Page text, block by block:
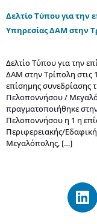
Δελτίο Τύπου για την
Υπηρεσίας ΔΑΜ στην
Δελτίο Τύπου για την
ΔΑΜ στην Τρίπολη στις
επίσημης συνεδρίασης
Πελοποννήσου /
πραγματοποιήθηκε
Πελοποννήσου η 1 η
Περιφερειακής/
Μεγαλόπολης, […]